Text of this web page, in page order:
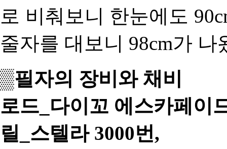
로 비춰보니 한눈에도
줄자를 대보니 98cm가
▒필자의 장비와 채비
로드_다이꼬 에스카페이
릴_스텔라 3000번,